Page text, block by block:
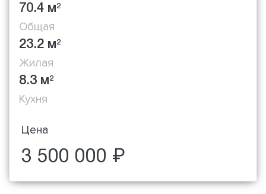
70.4 м2
Общая
23.2 м2
Жилая
8.3 м2
Кухня
Цена
3 500 000 ₽